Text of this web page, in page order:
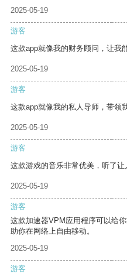
2025-05-19
游客
这款app就像我的财务顾问，让我
2025-05-19
游客
这款app就像我的私人导师，带领
2025-05-19
游客
这款游戏的音乐非常优美，听了让
2025-05-19
游客
这款加速器VPM应用程序可以给
助你在网络上自由移动。
2025-05-19
游客